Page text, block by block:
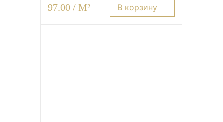
97.00 / M² В корзину